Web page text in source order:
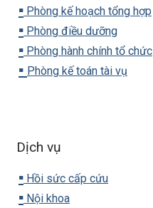
▪️ Phòng kế hoạch tổng hợp
▪️ Phòng điều dưỡng
▪️ Phòng hành chính tổ chức
▪️ Phòng kế toán tài vụ
Dịch vụ
▪️ Hồi sức cấp cứu
▪️ Nội khoa